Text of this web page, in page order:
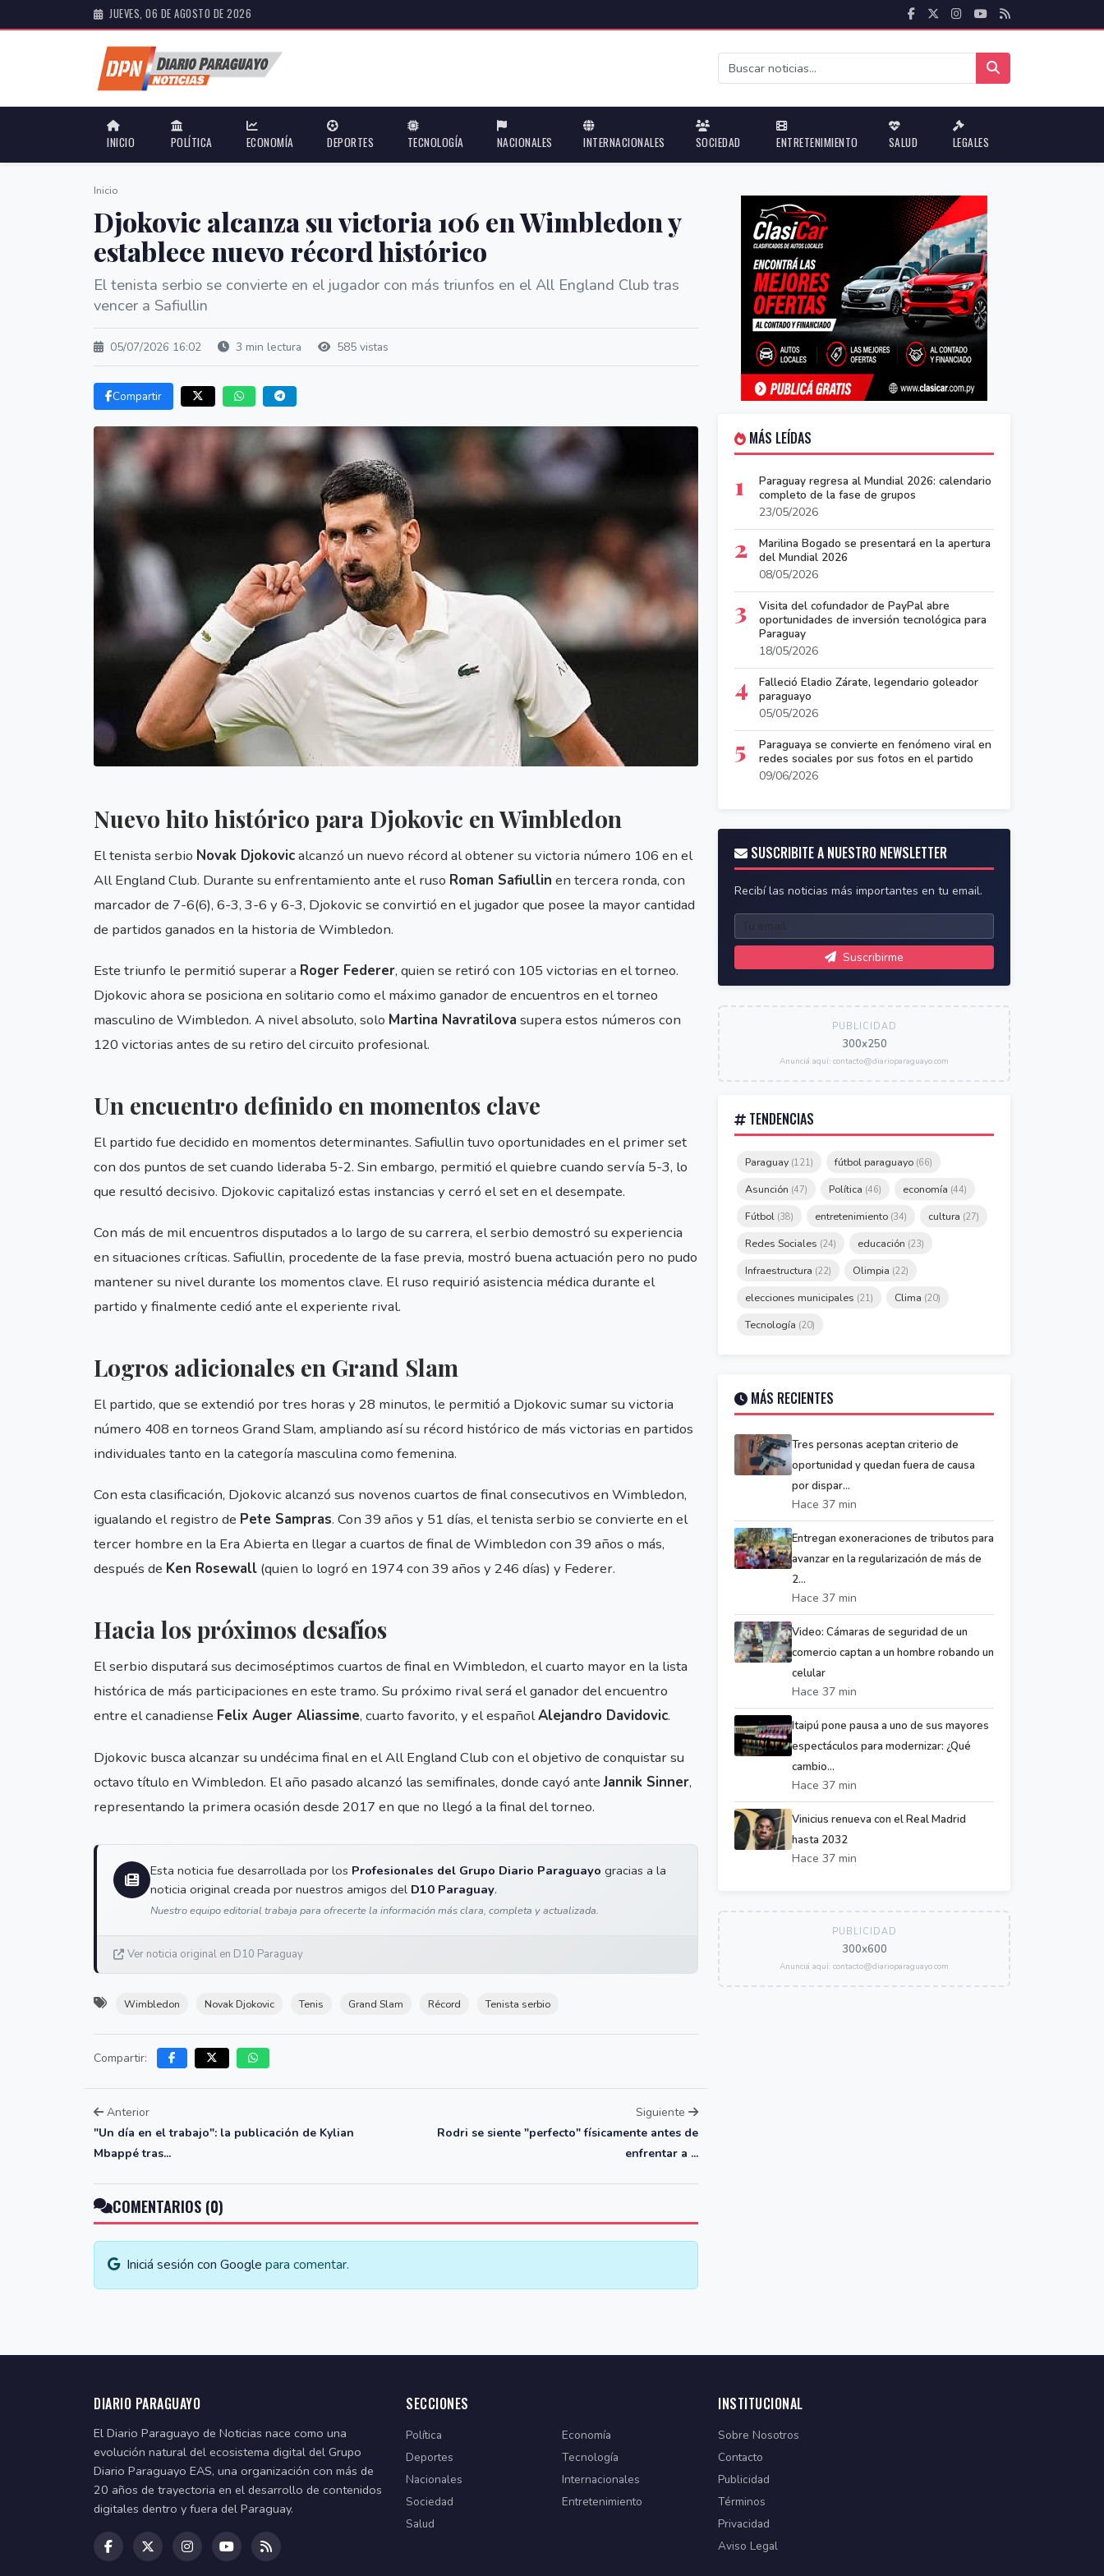
JUEVES, 06 DE AGOSTO DE 2026
INICIO POLÍTICA ECONOMÍA DEPORTES TECNOLOGÍA NACIONALES INTERNACIONALES SOCIEDAD ENTRETENIMIENTO SALUD LEGALES
Inicio
Djokovic alcanza su victoria 106 en Wimbledon y
establece nuevo récord histórico
El tenista serbio se convierte en el jugador con más triunfos en el All England Club tras
vencer a Safiullin
05/07/2026 16:02 3 min lectura 585 vistas
Compartir
Nuevo hito histórico para Djokovic en Wimbledon
El tenista serbio Novak Djokovicalcanzó un nuevo récord al obtener su victoria número 106 en el
All England Club. Durante su enfrentamiento ante el ruso Roman Safiullin en tercera ronda, con
marcador de 7-6(6), 6-3, 3-6 y 6-3, Djokovic se convirtió en el jugador que posee la mayor cantidad
de partidos ganados en la historia de Wimbledon.
Este triunfo le permitió superar a Roger Federer, quien se retiró con 105 victorias en el torneo.
Djokovic ahora se posiciona en solitario como el máximo ganador de encuentros en el torneo
masculino de Wimbledon. A nivel absoluto, solo Martina Navratilova supera estos números con
120 victorias antes de su retiro del circuito profesional.
Un encuentro definido en momentos clave
El partido fue decidido en momentos determinantes. Safiullin tuvo oportunidades en el primer set
con dos puntos de set cuando lideraba 5-2. Sin embargo, permitió el quiebre cuando servía 5-3, lo
que resultó decisivo. Djokovic capitalizó estas instancias y cerró el set en el desempate.
Con más de mil encuentros disputados a lo largo de su carrera, el serbio demostró su experiencia
en situaciones críticas. Safiullin, procedente de la fase previa, mostró buena actuación pero no pudo
mantener su nivel durante los momentos clave. El ruso requirió asistencia médica durante el
partido y finalmente cedió ante el experiente rival.
Logros adicionales en Grand Slam
El partido, que se extendió por tres horas y 28 minutos, le permitió a Djokovic sumar su victoria
número 408 en torneos Grand Slam, ampliando así su récord histórico de más victorias en partidos
individuales tanto en la categoría masculina como femenina.
Con esta clasificación, Djokovic alcanzó sus novenos cuartos de final consecutivos en Wimbledon,
igualando el registro de Pete Sampras. Con 39 años y 51 días, el tenista serbio se convierte en el
tercer hombre en la Era Abierta en llegar a cuartos de final de Wimbledon con 39 años o más,
después de Ken Rosewall (quien lo logró en 1974 con 39 años y 246 días) y Federer.
Hacia los próximos desafíos
El serbio disputará sus decimoséptimos cuartos de final en Wimbledon, el cuarto mayor en la lista
histórica de más participaciones en este tramo. Su próximo rival será el ganador del encuentro
entre el canadiense Felix Auger Aliassime, cuarto favorito, y el españolAlejandro Davidovic.
Djokovic busca alcanzar su undécima final en el All England Club con el objetivo de conquistar su
octavo título en Wimbledon. El año pasado alcanzó las semifinales, donde cayó anteJannik Sinner,
representando la primera ocasión desde 2017 en que no llegó a la final del torneo.
Esta noticia fue desarrollada por los Profesionales del Grupo Diario Paraguayo gracias a la
noticia original creada por nuestros amigos del D10 Paraguay.
Nuestro equipo editorial trabaja para ofrecerte la información más clara, completa y actualizada.
Ver noticia original en D10 Paraguay
Wimbledon Novak Djokovic Tenis Grand Slam Récord Tenista serbio
Compartir:
Anterior
"Un día en el trabajo": la publicación de Kylian
Mbappé tras...
Siguiente
Rodri se siente "perfecto" físicamente antes de
enfrentar a ...
COMENTARIOS (0)
Iniciá sesión con Google para comentar.
MÁS LEÍDAS
1
Paraguay regresa al Mundial 2026: calendario
completo de la fase de grupos
23/05/2026
2
Marilina Bogado se presentará en la apertura
del Mundial 2026
08/05/2026
3
Visita del cofundador de PayPal abre
oportunidades de inversión tecnológica para
Paraguay
18/05/2026
4
Falleció Eladio Zárate, legendario goleador
paraguayo
05/05/2026
5
Paraguaya se convierte en fenómeno viral en
redes sociales por sus fotos en el partido
09/06/2026
SUSCRIBITE A NUESTRO NEWSLETTER
Recibí las noticias más importantes en tu email.
Suscribirme
PUBLICIDAD
300x250
Anunciá aquí: contacto@diarioparaguayo.com
TENDENCIAS
Paraguay (121) fútbol paraguayo (66)
Asunción (47) Política (46) economía (44)
Fútbol (38) entretenimiento (34) cultura (27)
Redes Sociales (24) educación (23)
Infraestructura (22) Olimpia (22)
elecciones municipales (21) Clima (20)
Tecnología (20)
MÁS RECIENTES
Tres personas aceptan criterio de
oportunidad y quedan fuera de causa
por dispar...
Hace 37 min
Entregan exoneraciones de tributos para
avanzar en la regularización de más de
2...
Hace 37 min
Video: Cámaras de seguridad de un
comercio captan a un hombre robando un
celular
Hace 37 min
Itaipú pone pausa a uno de sus mayores
espectáculos para modernizar: ¿Qué
cambio...
Hace 37 min
Vinicius renueva con el Real Madrid
hasta 2032
Hace 37 min
PUBLICIDAD
300x600
Anunciá aquí: contacto@diarioparaguayo.com
DIARIO PARAGUAYO
El Diario Paraguayo de Noticias nace como una
evolución natural del ecosistema digital del Grupo
Diario Paraguayo EAS, una organización con más de
20 años de trayectoria en el desarrollo de contenidos
digitales dentro y fuera del Paraguay.
SECCIONES
Política
Economía
Deportes
Tecnología
Nacionales
Internacionales
Sociedad
Entretenimiento
Salud
INSTITUCIONAL
Sobre Nosotros
Contacto
Publicidad
Términos
Privacidad
Aviso Legal